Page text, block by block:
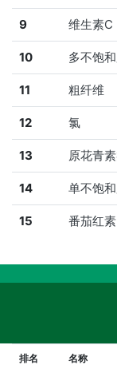
9 维生素C
10 多不饱
11 粗纤维
12 氯
13 原花青
14 单不饱
15 番茄红素
排名 名称